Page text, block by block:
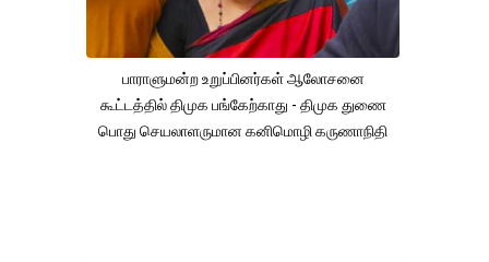
பாராளுமன்ற உறுப்பினர்கள் ஆலோசனை
கூட்டத்தில் திமுக பங்கேற்காது - திமுக துணை
பொது செயலாளருமான கனிமொழி கருணாநிதி